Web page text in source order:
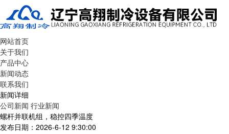
网站首页
关于我们
产品中心
新闻动态
联系我们
新闻详细
公司新闻 行业新闻
螺杆并联机组，稳控四季温度
发布日期：2026-6-12 9:30:00